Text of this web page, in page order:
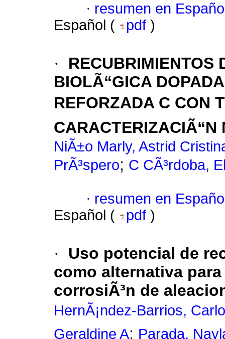
· resumen en
Español (
pdf )
·
RECUBRIMIENTOS
BIOLÃ“GICA
REFORZADA C CON
CARACTERIZACIÃ“N
NiÃ±o Marly, Astrid
PrÃ³spero; C CÃ³rdoba,
· resumen en
Español (
pdf )
·
Uso potencial de
como alternativa
corrosiÃ³n de
HernÃ¡ndez-Barrios,
Geraldine A; Parada,